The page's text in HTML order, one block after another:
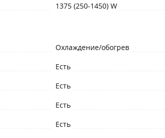
1375 (250-1450) W
Охлаждение/обогрев
Есть
Есть
Есть
Есть